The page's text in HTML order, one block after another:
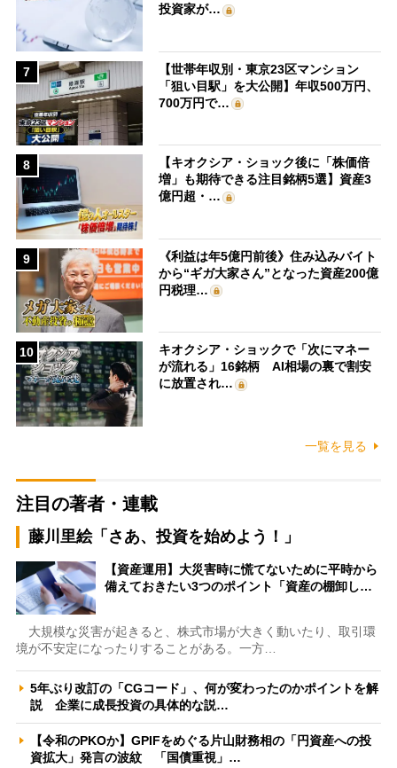
投資家が…
7
【世帯年収別・東京23区マンション
「狙い目駅」を大公開】年収500万円、
700万円で…
8
【キオクシア・ショック後に「株価倍
増」も期待できる注目銘柄5選】資産3
億円超・…
9
《利益は年5億円前後》住み込みバイト
から“ギガ大家さん”となった資産200億
円税理…
10
キオクシア・ショックで「次にマネー
が流れる」16銘柄 AI相場の裏で割安
に放置され…
一覧を見る
注目の著者・連載
藤川里絵「さあ、投資を始めよう！」
【資産運用】大災害時に慌てないために平時から
備えておきたい3つのポイント「資産の棚卸し…
大規模な災害が起きると、株式市場が大きく動いたり、取引環
境が不安定になったりすることがある。一方…
5年ぶり改訂の「CGコード」、何が変わったのかポイントを解
説 企業に成長投資の具体的な説…
【令和のPKOか】GPIFをめぐる片山財務相の「円資産への投
資拡大」発言の波紋 「国債重視」…